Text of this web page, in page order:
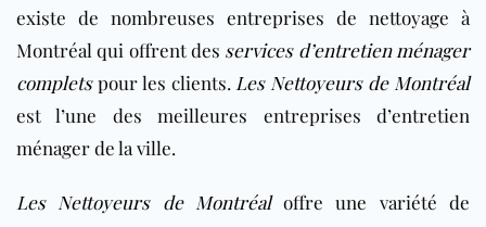
existe de nombreuses entreprises de nettoyage à
Montréal qui offrent des services d’entretien ménager
completspour les clients. Les Nettoyeurs de Montréal
est l’une des meilleures entreprises d’entretien
ménager de la ville.
Les Nettoyeurs de Montréaloffre une variété de